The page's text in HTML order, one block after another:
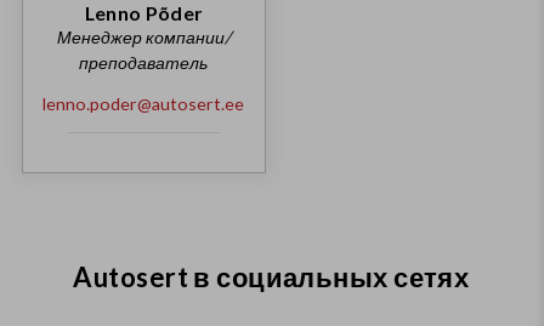
Lenno Põder
Менеджер компании/
преподаватель
lenno.poder@autosert.ee
Autosert в социальных сетях